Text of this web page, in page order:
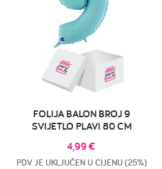
FOLIJA BALON BROJ 9
SVIJETLO PLAVI 80 CM
4,99€
PDV JE UKLJUČEN U CIJENU (25%)